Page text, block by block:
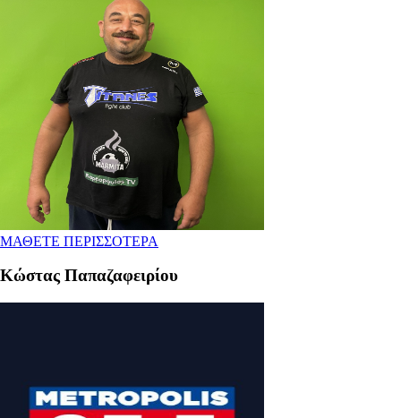
ΜΑΘΕΤΕ ΠΕΡΙΣΣΟΤΕΡΑ
Κώστας Παπαζαφειρίου